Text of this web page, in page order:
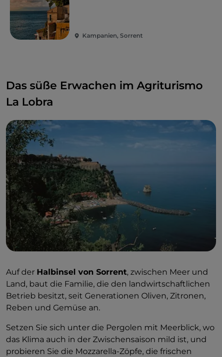
Kampanien, Sorrent
Das süße Erwachen im Agriturismo
La Lobra
Auf der Halbinsel von Sorrent, zwischen Meer und
Land, baut die Familie, die den landwirtschaftlichen
Betrieb besitzt, seit Generationen Oliven, Zitronen,
Reben und Gemüse an.
Setzen Sie sich unter die Pergolen mit Meerblick, wo
das Klima auch in der Zwischensaison mild ist, und
probieren Sie die Mozzarella-Zöpfe, die frischen